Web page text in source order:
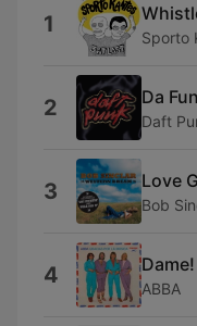
1 Sporto
2 Da
Daft
3 Love
Bob
4 ABBA